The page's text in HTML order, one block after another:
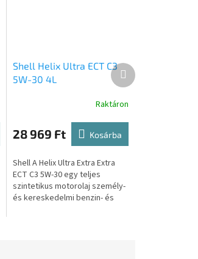
Shell Helix Ultra ECT C3
5W-30 4L
Raktáron
28 969 Ft Kosárba
Shell A Helix Ultra Extra Extra
ECT C3 5W-30 egy teljes
szintetikus motorolaj személy-
és kereskedelmi benzin- és
Következő
termék